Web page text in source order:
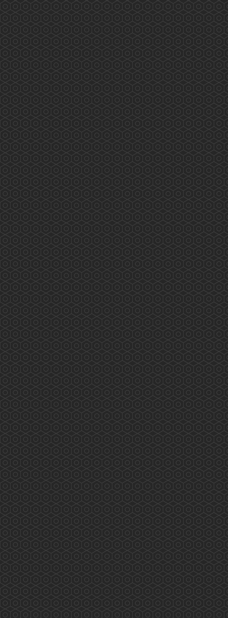
金PSCF 藥劑師與您 攜手保安康 專業展關懷 服
務人為本 PSHK mission to serve the public
professionally 兩位香港藥學會藥劑師 Tiana 及
Kathleen (統籌）為西貢翠塘花園及對面海村長者
作藥物諮詢及管理的專業服務 eMTM Medication
...
More
2019施政報告醫療界諮詢會(2019.07.30)
2019施政報告醫療界諮詢會(2019年7月30日) 龐
愛蘭主席代表香港藥學會出席是次諮詢會，以下
是她的發言重點: 因為歷史和不合時宜的法例，
令香港藥劑師不同於外國，專業發揮空間被長期
壓制！身為藥劑師都希望能發揮所長，貢獻社
會，但苦無太多機會。（本地兩間大學藥劑學位
課程均由納稅人資助） 鑒於會上的醫生和護士都
人手短缺，藥劑師是藥物專家，可分擔部分醫療
工...
More
藥劑及毒藥管理局「藥劑師專業發展專案組」 會
議內容重點 (2019.4.2)
2019年4月2日藥劑及毒藥管理局「藥劑師專業發
展專案組」 會議內容重點 會議由8個團體代表
參與，內容主要由局方介紹美國、英國、澳洲、
加拿大、新加坡及中國等地區藥劑師的持續教育
情況及香港藥劑及毒藥管理局、美國、英國、澳
洲、加拿大及中國Pharmacy Council 的情況。
香港藥學會要求Term of Refe...
More
相「藥」在沙田 (2019.07.19)
2019/07/19 香港藥學會 香港藥學會慈善基金 相
「藥」在沙田 沙田區長者安全用藥推廣及實踐計
劃除了研究報告，藥劑師藥物諮詢計劃外，還有
老友記參與成為「安全用藥大使」。 百多位老友
記今天終於全部完成所有要求，並獲頒委任狀。
他/她們會繼續在朋輩推廣安全用藥，而香港藥學
會慈善基金亦透過兩位大學生義工，在滂沱大雨
中將小册子、證書及禮物等送達九間長者中心。
...
More
老有所醫「流動綜合診所」(2019.07.07)
香港藥學會PSHK 香港藥學會慈善基金PSCF 老
有所醫「流動綜合診所」 藥劑師與您 攜手保安
康 專業展關懷 服務人為本 多位香港藥學會藥
劑師參與 老有所醫「流動綜合診所」提供專業服
務： Scarlett Pong, Peter Suen, Rex Ng,
Kathleen Kung, Dick...
More
香港藥學會大灣區（深圳）考察團
香港藥學會大灣區（深圳）考察團 (2018年11月
16至18日) 外訪單位及內容： 2018年11月16日
(星期五)下午：與深圳衛計委交流，內容包括：
1. 國內醫保體制如何運作？ 2.香港同深圳在醫療
藥物方面可有合作空間？ 3.推進醫藥衛生體制改
革；組織實施基本藥物制度；健全、完善公共衛
生服務體系和醫療服務體系，推進基本公共衛生
服務均等化。 4.組...
More
Hong Kong Pharmaceutical Journal
VOL 30 - NO.3 (SEP-DEC 2024)...
More
PSHK Practical Flu and Seasonal Vaccinations
Training Workshop
PSHK Practical Flu and Seasonal Vaccinations
Training Workshop (14 Nov 2018) PSHK will
offer you Face-to-Face training/workshop on
vaccination technique. The instructor is Mr. Alex
Leung, FRS...
More